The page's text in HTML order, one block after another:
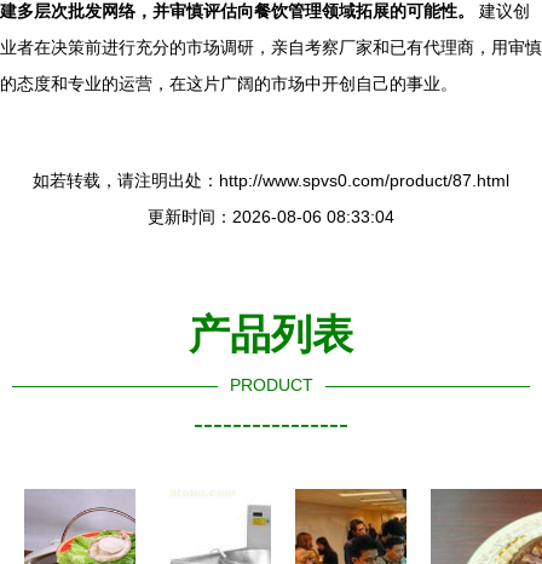
建多层次批发网络，并审慎评估向餐饮管理领域拓展的可能性。
建议创
业者在决策前进行充分的市场调研，亲自考察厂家和已有代理商，用审慎
的态度和专业的运营，在这片广阔的市场中开创自己的事业。
如若转载，请注明出处：http://www.spvs0.com/product/87.html
更新时间：2026-08-06 08:33:04
产品列表
PRODUCT
----------------